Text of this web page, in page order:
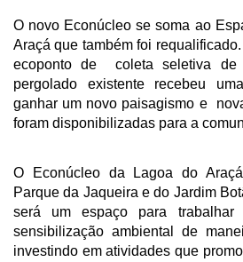
O novo Econúcleo se soma ao
Araçá que também foi
ecoponto de coleta seletiva
pergolado existente recebeu
ganhar um novo paisagismo e
foram disponibilizadas para a
O Econúcleo da Lagoa do
Parque da Jaqueira e do Jardim
será um espaço para trabalhar
sensibilização ambiental de
investindo em atividades que